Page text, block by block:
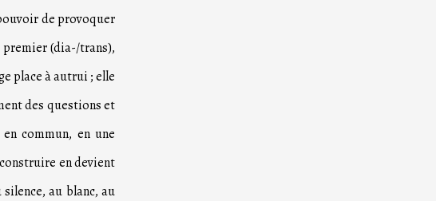
de provoquer
premier (dia-/trans),
place à autrui ; elle
des questions et
commun, en une
en devient
au blanc, au